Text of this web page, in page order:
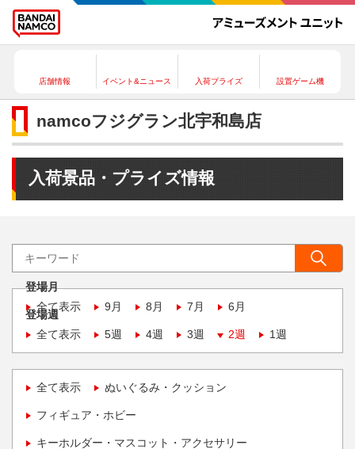
店舗情報 イベント&ニュース 入荷プライズ 設置ゲーム機
namcoフジグラン北宇和島店
入荷景品・プライズ情報
登場月
全て表示
9月 8月 7月 6月
登場週
全て表示
5週 4週 3週 2週 1週
全て表示 ぬいぐるみ・クッション
フィギュア・ホビー
キーホルダー・マスコット・アクセサリー